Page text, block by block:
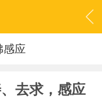
感应
去求，感应